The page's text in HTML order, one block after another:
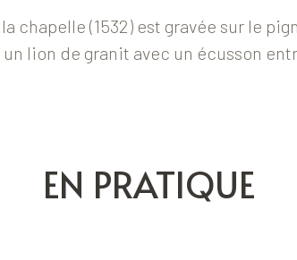
chapelle (1532) est gravée sur le
lion de granit avec un écusson
EN PRATIQUE